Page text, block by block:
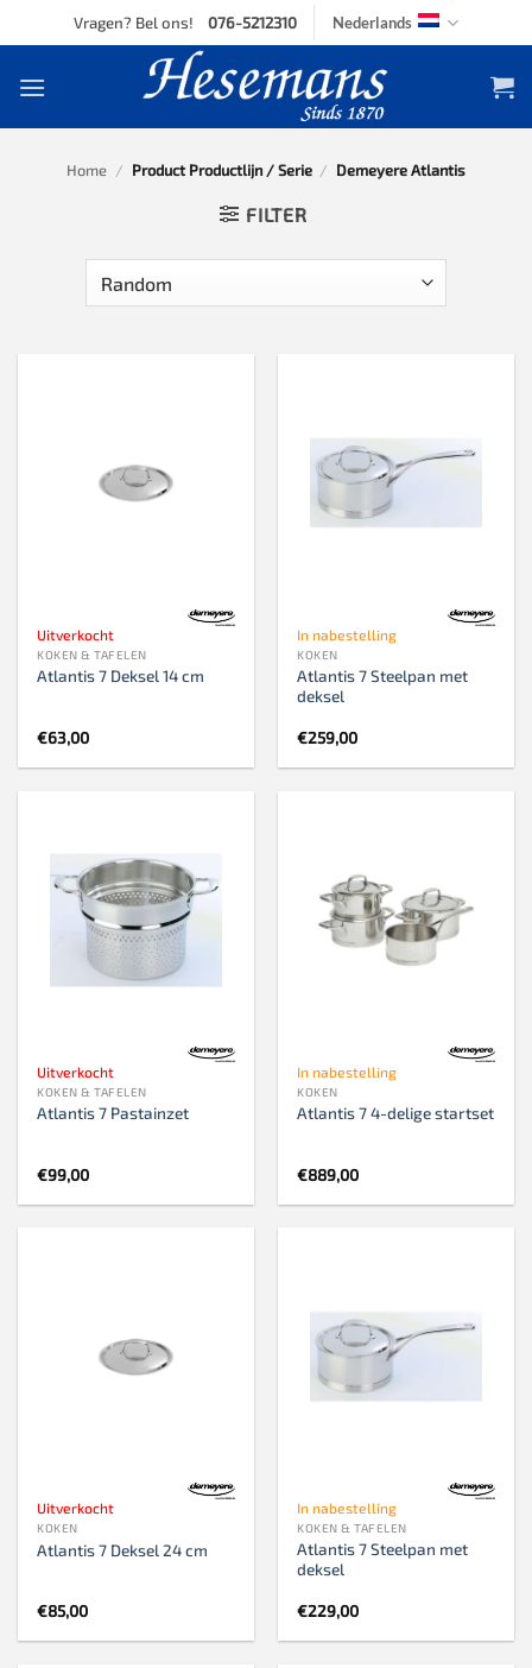
to
Vragen? Bel ons! 076-5212310 Nederlands
Home / Product Productlijn / Serie / Demeyere Atlantis
FILTER
Uitverkocht
KOKEN & TAFELEN
Atlantis 7 Deksel 14 cm
€63,00
In nabestelling
KOKEN
Atlantis 7 Steelpan met
deksel
€259,00
Uitverkocht
KOKEN & TAFELEN
Atlantis 7 Pastainzet
€99,00
In nabestelling
KOKEN
Atlantis 7 4-delige startset
€889,00
Uitverkocht
KOKEN
Atlantis 7 Deksel 24 cm
€85,00
In nabestelling
KOKEN & TAFELEN
Atlantis 7 Steelpan met
deksel
€229,00